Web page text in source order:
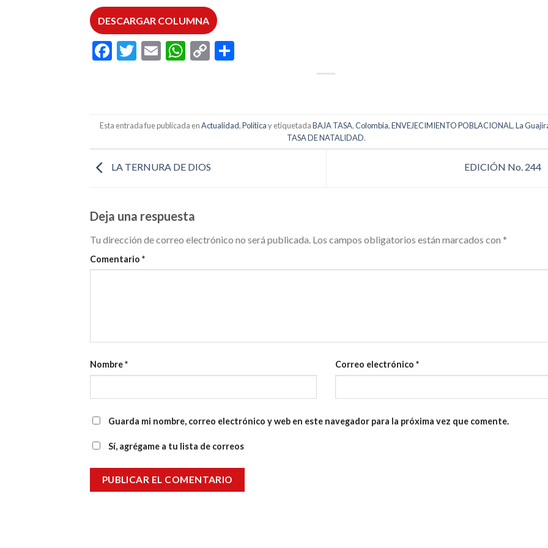
DESCARGAR COLUMNA
Facebook
Twitter
EmailWhatsApp
Copy
Esta entrada fue publicada enActualidad,Políticay etiquetadaBAJA TASA,Colombia,ENVEJECIMIENTO POBLACIONAL,La
TASA DE NATALIDAD.
LA TERNURA DE DIOS EDICIÓN No. 244
Deja una respuesta
Tu dirección de correo electrónico no será publicada. Los campos obligatorios están marcados con *
Comentario *
Nombre* Correo electrónico*
Guarda mi nombre, correo electrónico y web en este navegador para la próxima vez que comente.
Sí, agrégame a tu lista de correos